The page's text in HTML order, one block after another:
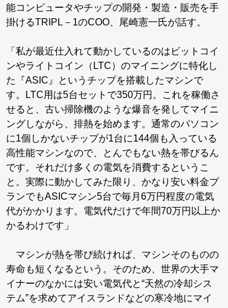
能コンピュータやチップの開発・製造・販売を手
掛けるTRIPL－1のCOO、尾崎憲一氏が話す。
「私が最近仕入れて動かしているのはビットコイ
ンやライトコイン（LTC）のマイニングに特化し
た『ASIC』というチップを搭載したマシンで
す。LTC用は5台セットで350万円。これを稼働さ
せると、古い掃除機のような爆音を発してマイニ
ングしながら、排熱を始めます。通常のパソコン
に1個しかないチップが1台に144個も入っている
高性能マシンなので、とんでもない熱を帯びるん
です。それだけ多くの電気を消費するというこ
と。実際に動かしてみた限り、かなり安い料金プ
ランでもASICマシン5台で毎月6万円程度の電気
代がかかります。電気代だけで年間70万円以上か
かるわけです」
マシンが熱を帯び続ければ、マシンそのものの
寿命も短くなるという。そのため、世界の大手マ
イナーのなかには安い電気代と“天然の冷却シス
テム”を求めてアイスランドなどの寒冷地にマイ